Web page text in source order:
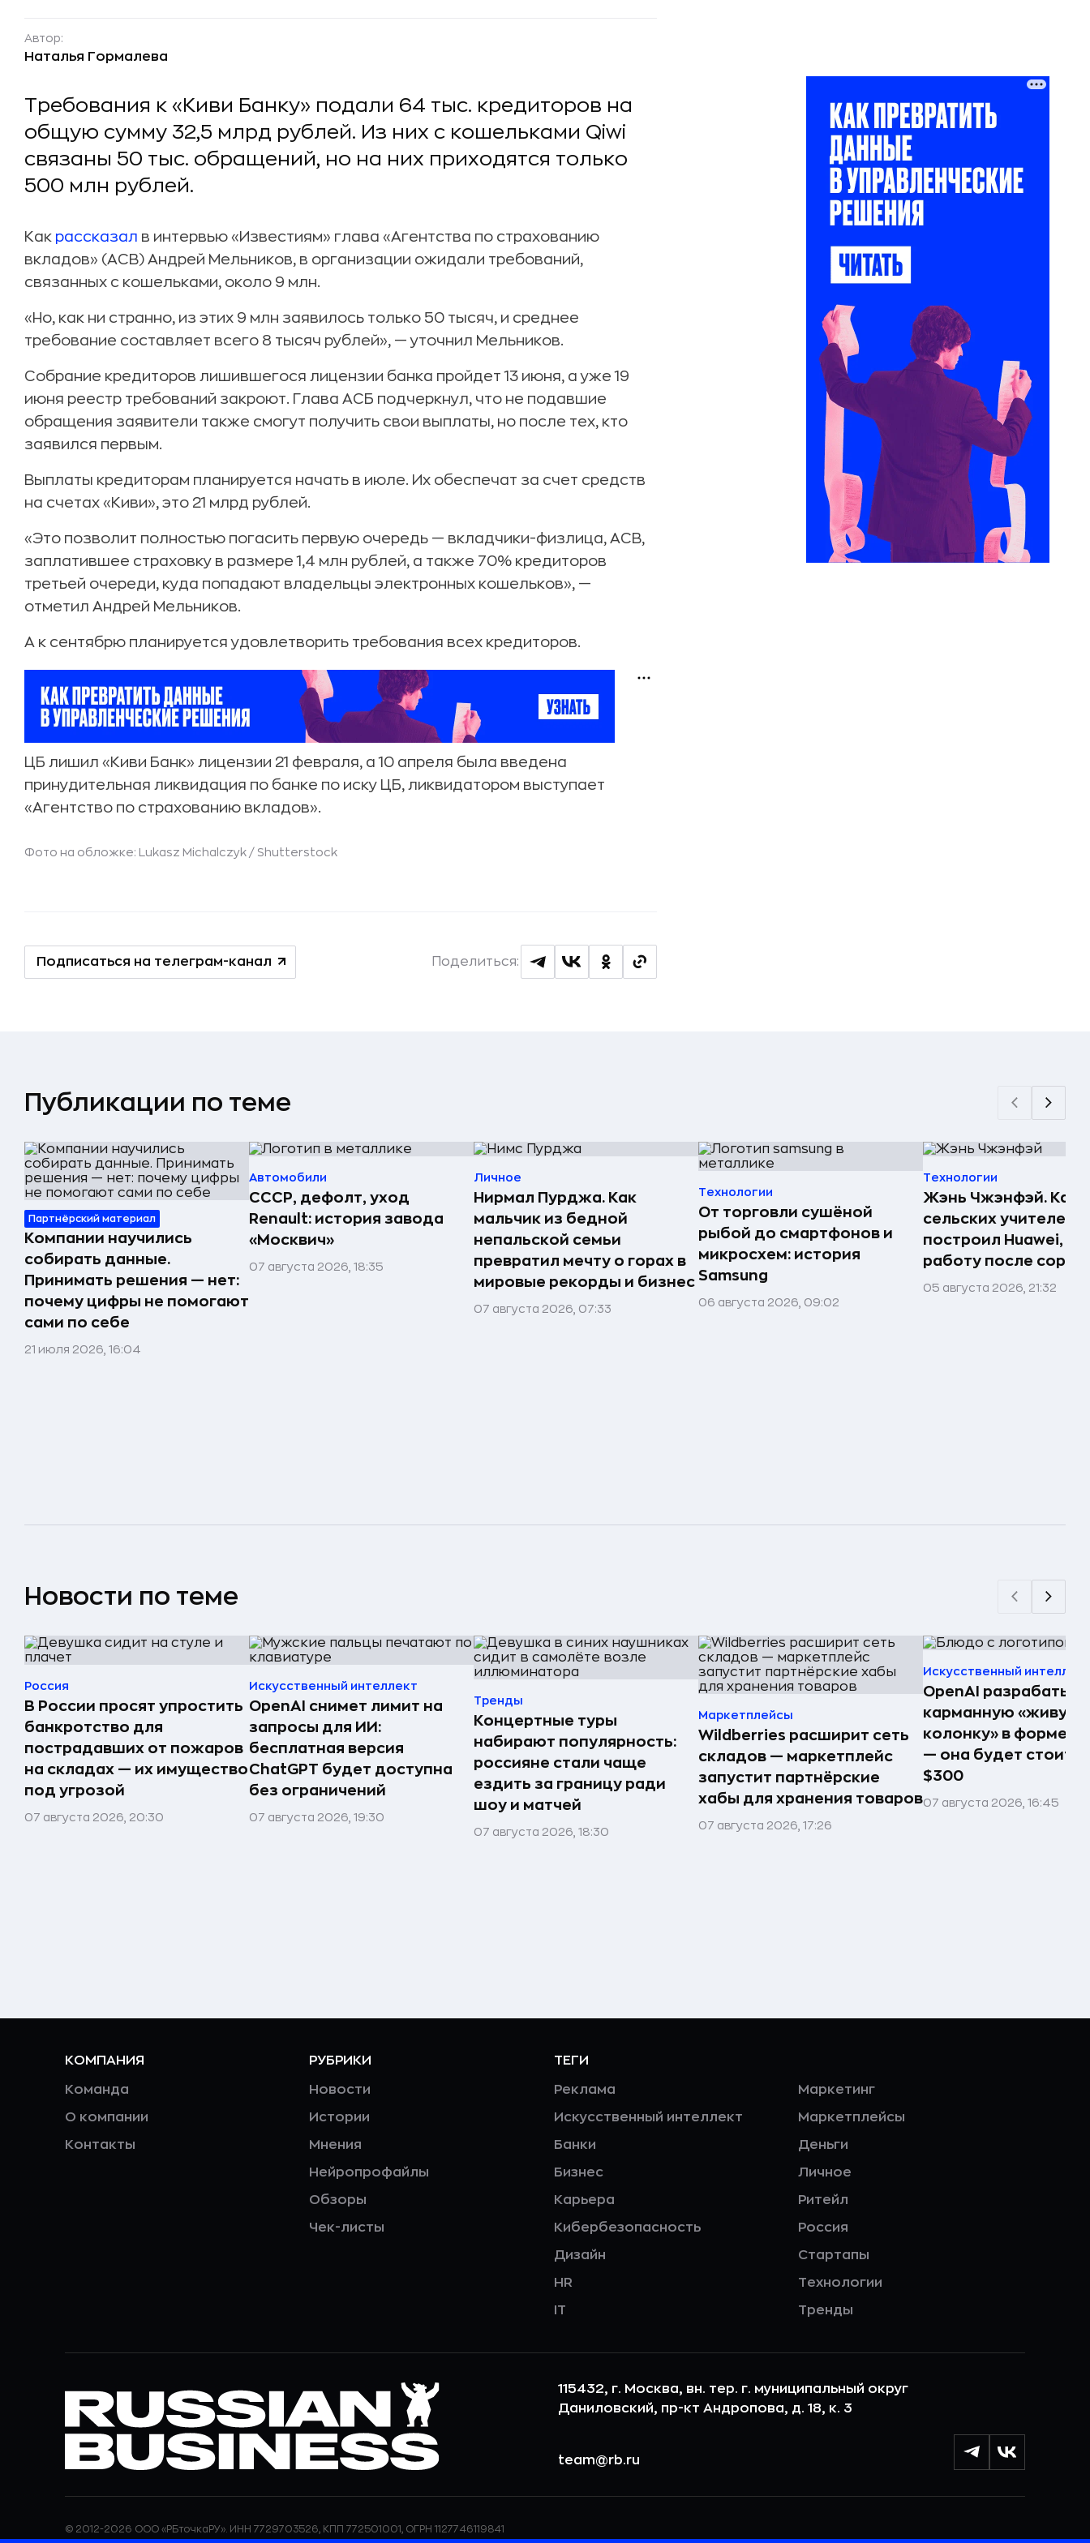
Автор:
Наталья Гормалева
Требования к «Киви Банку» подали 64 тыс. кредиторов на
общую сумму 32,5 млрд рублей. Из них с кошельками Qiwi
связаны 50 тыс. обращений, но на них приходятся только
500 млн рублей.
Как рассказал в интервью «Известиям» глава «Агентства по страхованию
вкладов» (АСВ) Андрей Мельников, в организации ожидали требований,
связанных с кошельками, около 9 млн.
«Но, как ни странно, из этих 9 млн заявилось только 50 тысяч, и среднее
требование составляет всего 8 тысяч рублей», — уточнил Мельников.
Собрание кредиторов лишившегося лицензии банка пройдет 13 июня, а уже 19
июня реестр требований закроют. Глава АСБ подчеркнул, что не подавшие
обращения заявители также смогут получить свои выплаты, но после тех, кто
заявился первым.
Выплаты кредиторам планируется начать в июле. Их обеспечат за счет средств
на счетах «Киви», это 21 млрд рублей.
«Это позволит полностью погасить первую очередь — вкладчики-физлица, АСВ,
заплатившее страховку в размере 1,4 млн рублей, а также 70% кредиторов
третьей очереди, куда попадают владельцы электронных кошельков», —
отметил Андрей Мельников.
А к сентябрю планируется удовлетворить требования всех кредиторов.
ЦБ лишил «Киви Банк» лицензии 21 февраля, а 10 апреля была введена
принудительная ликвидация по банке по иску ЦБ, ликвидатором выступает
«Агентство по страхованию вкладов».
Фото на обложке: Lukasz Michalczyk / Shutterstock
Подписаться на телеграм-канал Поделиться:
Публикации по теме
Партнёрский материал
Компании научились
собирать данные.
Принимать решения — нет:
почему цифры не помогают
сами по себе
21 июля 2026, 16:04
Автомобили
СССР, дефолт, уход
Renault: история завода
«Москвич»
07 августа 2026, 18:35
Личное
Нирмал Пурджа. Как
мальчик из бедной
непальской семьи
превратил мечту о горах в
мировые рекорды и бизнес
07 августа 2026, 07:33
Технологии
От торговли сушёной
рыбой до смартфонов и
микросхем: история
Samsung
06 августа 2026, 09:02
Технологии
Жэнь Чжэнфэй. Как
сельских учителей
построил Huawei,
работу после
05 августа 2026, 21:32
Новости по теме
Россия
В России просят упростить
банкротство для
пострадавших от пожаров
на складах — их имущество
под угрозой
07 августа 2026, 20:30
Искусственный интеллект
OpenAI снимет лимит на
запросы для ИИ:
бесплатная версия
ChatGPT будет доступна
без ограничений
07 августа 2026, 19:30
Тренды
Концертные туры
набирают популярность:
россияне стали чаще
ездить за границу ради
шоу и матчей
07 августа 2026, 18:30
Маркетплейсы
Wildberries расширит сеть
складов — маркетплейс
запустит партнёрские
хабы для хранения товаров
07 августа 2026, 17:26
Искусственный
OpenAI
карманную «живую
колонку» в форме
— она будет стоить
$300
07 августа 2026, 16:45
КОМПАНИЯ
Команда
О компании
Контакты
РУБРИКИ
Новости
Истории
Мнения
Нейропрофайлы
Обзоры
Чек-листы
ТЕГИ
Реклама
Искусственный интеллект
Банки
Бизнес
Карьера
Кибербезопасность
Дизайн
HR
IT
Маркетинг
Маркетплейсы
Деньги
Личное
Ритейл
Россия
Стартапы
Технологии
Тренды
115432, г. Москва, вн. тер. г. муниципальный округ
Даниловский, пр-кт Андропова, д. 18, к. 3
team@rb.ru
© 2012-2026 ООО «РБточкаРУ». ИНН 7729703526, КПП 772501001, ОГРН 1127746119841